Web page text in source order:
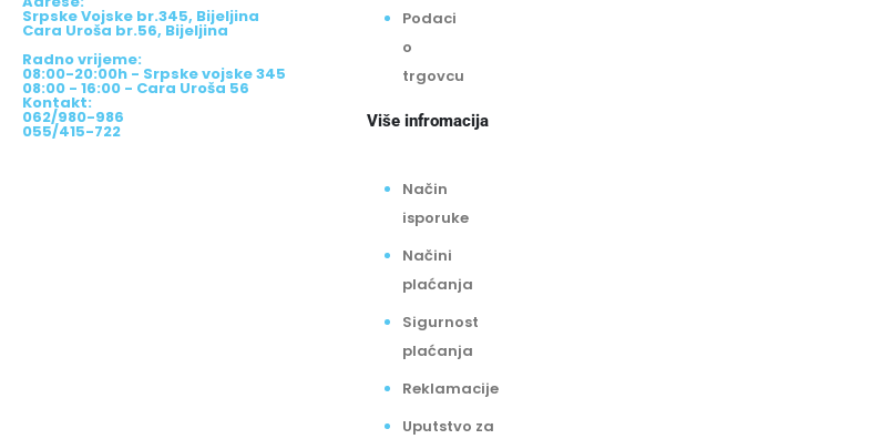
Srpske Vojske br.345, Bijeljina
Cara Uroša br.56, Bijeljina
Radno vrijeme:
08:00-20:00h - Srpske vojske 345
08:00 - 16:00 - Cara Uroša 56
Kontakt:
062/980-986
055/415-722
Podaci
o
trgovcu
Više infromacija
Način
isporuke
Načini
plaćanja
Sigurnost
plaćanja
Reklamacije
Uputstvo za